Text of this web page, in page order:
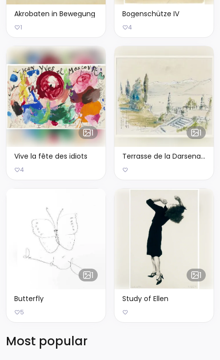
Akrobaten in Bewegung
1
Bogenschütze IV
4
1
Vive la fête des idiots
4
1
Terrasse de la Darsena, vue du lac Majeur
1
Butterfly
5
1
Study of Ellen
Most popular